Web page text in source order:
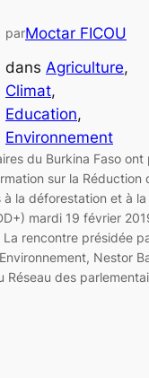
parMoctar FICOU
dans Agriculture
Climat
Education
Environnement
du Burkina Faso ont
sur la Réduction
à la déforestation et à
mardi 19 février
rencontre présidée
Nestor
Réseau des